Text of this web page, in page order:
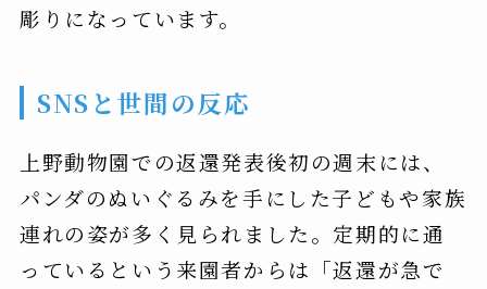
彫りになっています。
SNSと世間の反応
上野動物園での返還発表後初の週末には、
パンダのぬいぐるみを手にした子どもや家族
連れの姿が多く見られました。定期的に通
っているという来園者からは「返還が急で